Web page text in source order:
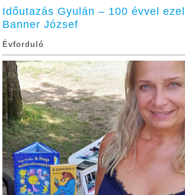
Időutazás Gyulán – 100 évvel
Banner József
Évforduló